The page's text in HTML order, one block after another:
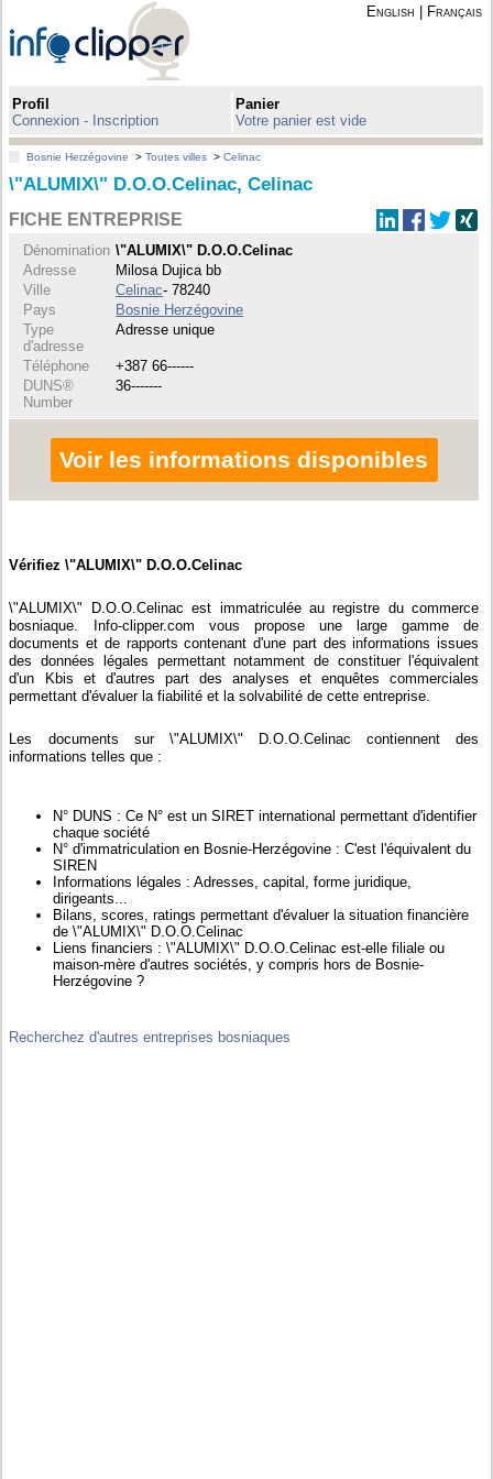
English Français
Profil
Connexion - Inscription
Panier
Votre panier est vide
Bosnie Herzégovine >Toutes villes >Celinac
\"ALUMIX\" D.O.O.Celinac, Celinac
FICHE ENTREPRISE
Dénomination \"ALUMIX\" D.O.O.Celinac
Adresse
Milosa Dujica bb
Ville
Celinac- 78240
Pays
Bosnie Herzégovine
Type
d'adresse
Adresse unique
Téléphone
+387 66------
DUNS®
Number
36-------
Voir les informations disponibles
Vérifiez \"ALUMIX\" D.O.O.Celinac
\"ALUMIX\" D.O.O.Celinac est immatriculée au registre du commerce
bosniaque. Info-clipper.com vous propose une large gamme de
documents et de rapports contenant d'une part des informations issues
des données légales permettant notamment de constituer l'équivalent
d'un Kbis et d'autres part des analyses et enquêtes commerciales
permettant d'évaluer la fiabilité et la solvabilité de cette entreprise.
Les documents sur \"ALUMIX\" D.O.O.Celinac contiennent des
informations telles que :
N° DUNS : Ce N° est un SIRET international permettant d'identifier
chaque société
N° d'immatriculation en Bosnie-Herzégovine : C'est l'équivalent du
SIREN
Informations légales : Adresses, capital, forme juridique,
dirigeants...
Bilans, scores, ratings permettant d'évaluer la situation financière
de \"ALUMIX\" D.O.O.Celinac
Liens financiers : \"ALUMIX\" D.O.O.Celinac est-elle filiale ou
maison-mère d'autres sociétés, y compris hors de Bosnie-
Herzégovine ?
Recherchez d'autres entreprises bosniaques